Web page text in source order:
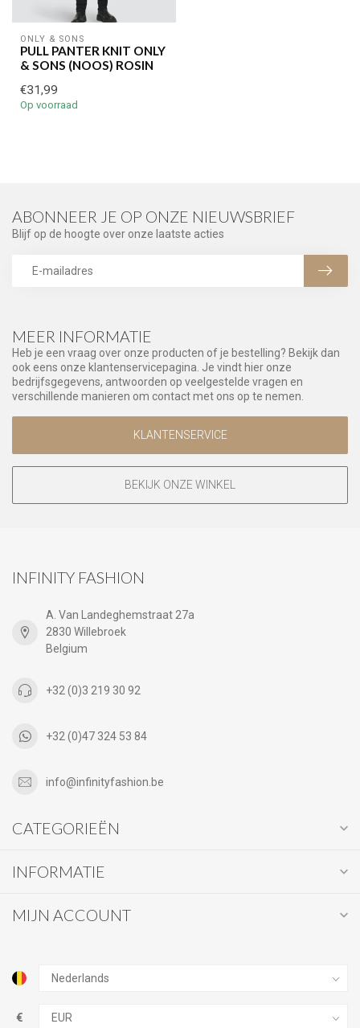
ONLY & SONS
PULL PANTER KNIT ONLY
& SONS (NOOS) ROSIN
€31,99
Op voorraad
MEER INFORMATIE
Heb je een vraag over onze producten of je bestelling? Bekijk dan
ook eens onze klantenservicepagina. Je vindt hier onze
bedrijfsgegevens, antwoorden op veelgestelde vragen en
verschillende manieren om contact met ons op te nemen.
KLANTENSERVICE
BEKIJK ONZE WINKEL
ABONNEER JE OP ONZE NIEUWSBRIEF
Blijf op de hoogte over onze laatste acties
INFINITY FASHION
A. Van Landeghemstraat 27a
2830 Willebroek
Belgium
+32 (0)3 219 30 92
+32 (0)47 324 53 84
info@infinityfashion.be
CATEGORIEËN
INFORMATIE
MIJN ACCOUNT
€